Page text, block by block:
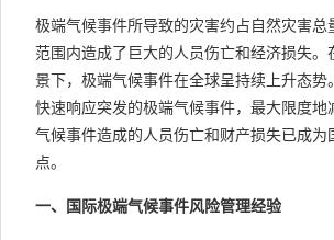
极端气候事件所导致的灾害约占自然灾害总
范围内造成了巨大的人员伤亡和经济损失。
景下，极端气候事件在全球呈持续上升态势
快速响应突发的极端气候事件，最大限度地
气候事件造成的人员伤亡和财产损失已成为
点。
一、国际极端气候事件风险管理经验